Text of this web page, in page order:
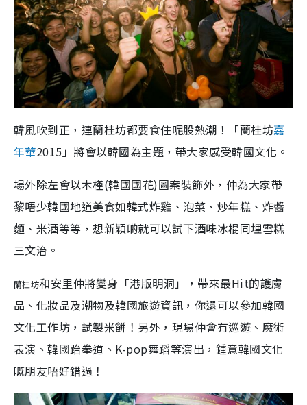
韓風吹到正，連蘭桂坊都要食住呢股熱潮！「蘭桂坊嘉
年華2015」將會以韓國為主題，帶大家感受韓國文化。
場外除左會以木槿(韓國國花)圖案裝飾外，仲為大家帶
黎唔少韓國地道美食如韓式炸雞、泡菜、炒年糕、炸醬
麵、米酒等等，想新穎啲就可以試下酒味冰棍同埋雪糕
三文治。
蘭桂坊和安里仲將變身「港版明洞」，帶來最Hit的護膚
品、化妝品及潮物及韓國旅遊資訊，你還可以參加韓國
文化工作坊，試製米餅！另外，現場仲會有巡遊、魔術
表演、韓國跆拳道、K-pop舞蹈等演出，鍾意韓國文化
嘅朋友唔好錯過！